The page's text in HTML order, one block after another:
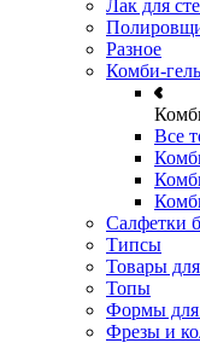
Лак для
Разное
Комби-гель
Все
Салфетки
Типсы
Товары
Топы
Формы для
Фрезы и